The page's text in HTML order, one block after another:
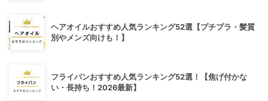
ヘアオイルおすすめ人気ランキング52選【プチプラ・髪質
別やメンズ向けも！】
フライパンおすすめ人気ランキング52選！【焦げ付かな
い・長持ち！2026最新】